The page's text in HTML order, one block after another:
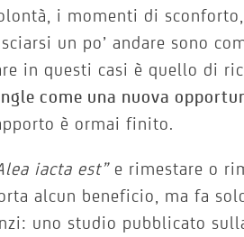
i momenti di
un po’ andare sono
in questi casi è quello di
come una nuova
è ormai finito.
iacta est”e rimestare o
alcun beneficio, ma fa
uno studio pubblicato